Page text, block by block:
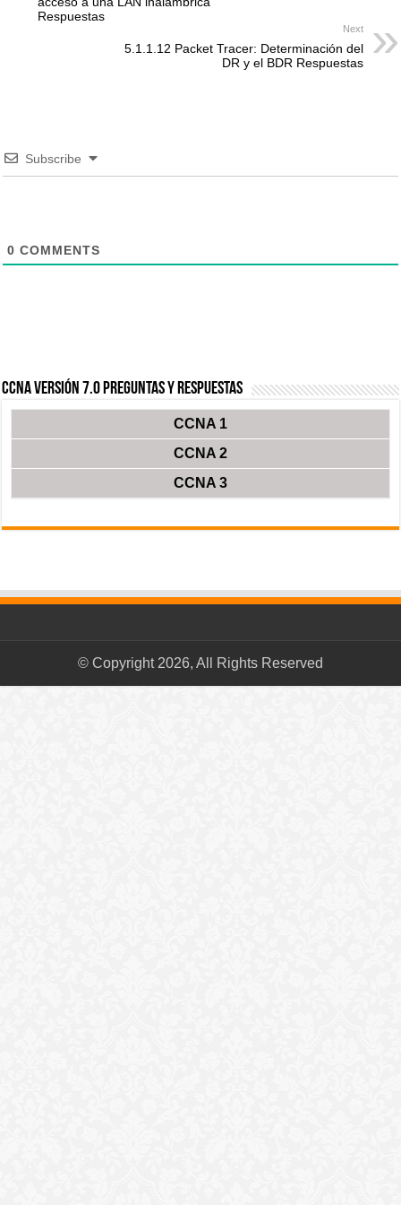
Respuestas
Next
5.1.1.12 Packet Tracer: Determinación del
DR y el BDR Respuestas
Subscribe
0 COMMENTS
CCNA Versión 7.0 Preguntas y Respuestas
CCNA 1
CCNA 2
CCNA 3
© Copyright 2026, All Rights Reserved